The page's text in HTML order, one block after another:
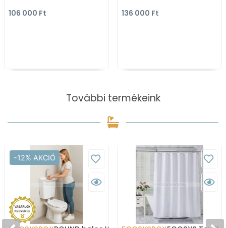
bútorba süllyeszthető
106 000 Ft
süllyeszthető
136 000 Ft
További termékeink
-12% AKCIÓ